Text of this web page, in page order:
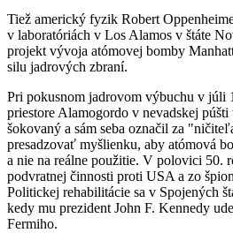
Tiež americký fyzik Robert
v laboratóriách v Los Alamos v štáte
projekt vývoja atómovej bomby
silu jadrových zbraní.
Pri pokusnom jadrovom výbuchu v júli
priestore Alamogordo v nevadskej
šokovaný a sám seba označil za
presadzovať myšlienku, aby atómová
a nie na reálne použitie. V polovici 50.
podvratnej činnosti proti USA a zo
Politickej rehabilitácie sa v Spojených
kedy mu prezident John F. Kennedy
Fermiho.